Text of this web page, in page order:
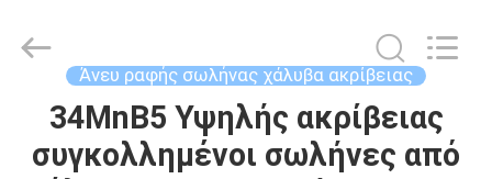
ΣΠΊΤΙ
Steel
Άνευ ραφής σωλήνας χάλυβα ακρίβειας
34MnB5 Υψηλής ακρίβειας
συγκολλημένοι σωλήνες από